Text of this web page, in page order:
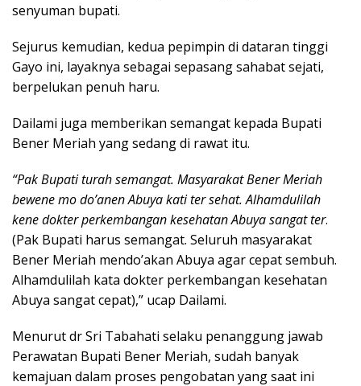
senyuman bupati.
Sejurus kemudian, kedua pepimpin di dataran tinggi
Gayo ini, layaknya sebagai sepasang sahabat sejati,
berpelukan penuh haru.
Dailami juga memberikan semangat kepada Bupati
Bener Meriah yang sedang di rawat itu.
“Pak Bupati turah semangat. Masyarakat Bener Meriah
bewene mo do’anen Abuya kati ter sehat. Alhamdulilah
kene dokter perkembangan kesehatan Abuya sangat ter.
(Pak Bupati harus semangat. Seluruh masyarakat
Bener Meriah mendo’akan Abuya agar cepat sembuh.
Alhamdulilah kata dokter perkembangan kesehatan
Abuya sangat cepat),” ucap Dailami.
Menurut dr Sri Tabahati selaku penanggung jawab
Perawatan Bupati Bener Meriah, sudah banyak
kemajuan dalam proses pengobatan yang saat ini